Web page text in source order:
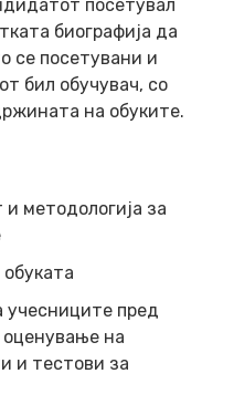
посетувал
биографија да
се посетувани и
бил обучувач, со
на обуките.
методологија за
учесниците пред
на
и тестови за